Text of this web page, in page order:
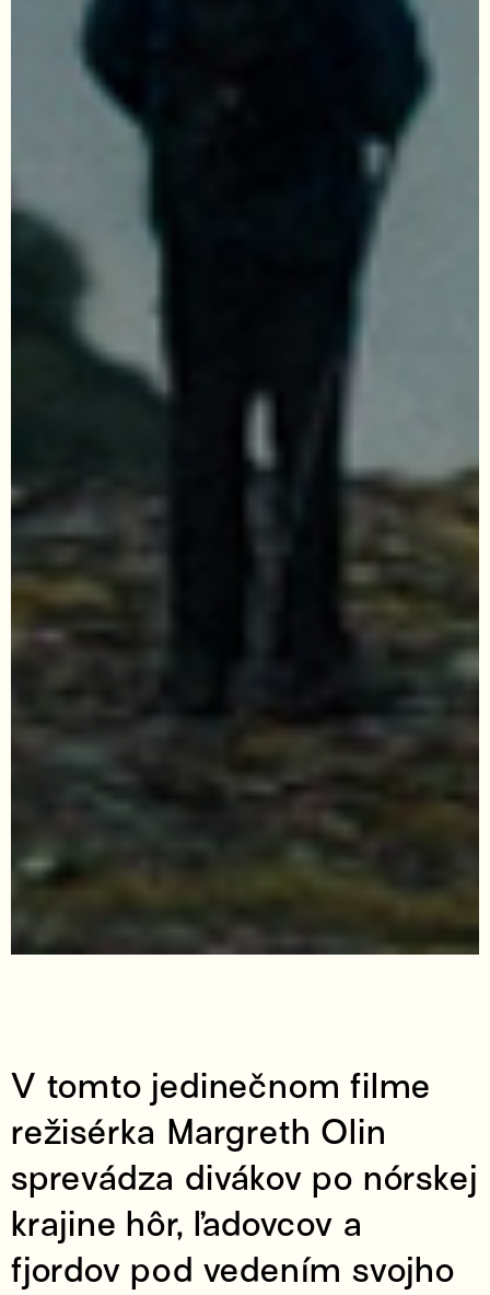
V tomto jedinečnom filme
režisérka Margreth Olin
sprevádza divákov po nórskej
krajine hôr, ľadovcov a
fjordov pod vedením svojho